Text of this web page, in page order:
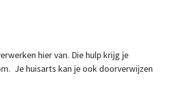
hier van. Die hulp krijg je
Je huisarts kan je ook doorverwijzen